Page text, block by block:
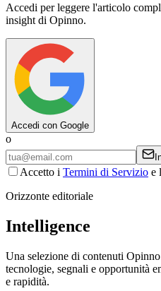
Accedi per leggere l'articolo
insight di Opinno.
Accedi con Google
o
Accetto i Termini di Servizio e
Orizzonte editoriale
Intelligence
Una selezione di contenuti
tecnologie, segnali e opportunità
e rapidità.